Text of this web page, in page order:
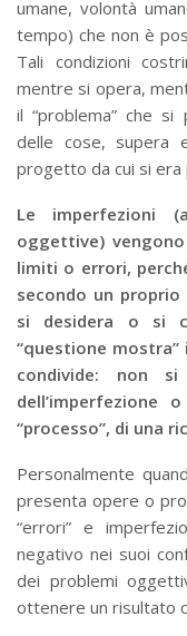
umane, volontà
tempo) che non è
Tali condizioni
mentre si opera,
il “problema” che si
delle cose, supera
progetto da cui si era
Le imperfezioni
oggettive)
limiti o errori,
secondo un
si desidera o si
“questione
condivide: non
dell’imperfezione
“processo”, di una
Personalmente
presenta opere o
“errori” e
negativo nei suoi
dei problemi
ottenere un risultato